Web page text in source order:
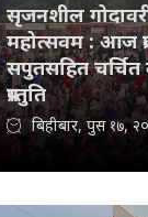
सृजनशील
महोत्सवम : आज
सपुतसहित
प्रस्तुति
बिहीबार, पुस १७,